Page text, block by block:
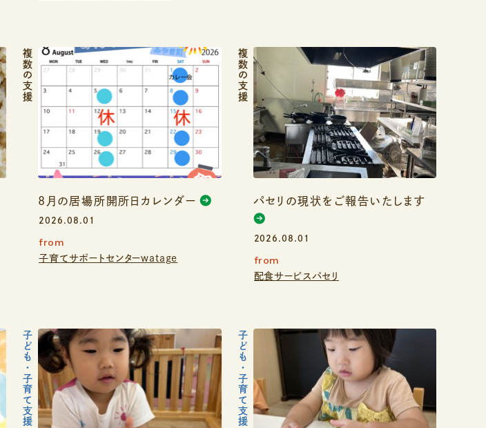
8月の居場所開所日カレンダー
2026.08.01
from
子育てサポートセンターwatage
複数の支援
パセリの現状をご報告いたします
2026.08.01
from
配食サービスパセリ
複数の支援
子ども・子育て支援 子ども・子育て支援